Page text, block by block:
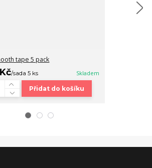
tape 5 pack
/sada 5 ks Skladem
Přidat do košíku